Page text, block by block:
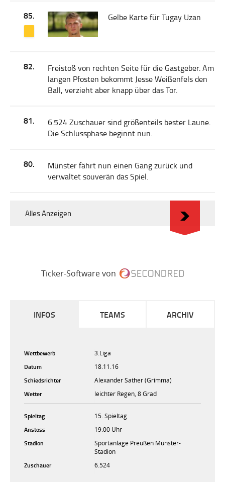
85. Gelbe Karte für Tugay Uzan
82.
Freistoß von rechten Seite für die Gastgeber. Am
langen Pfosten bekommt Jesse Weißenfels den
Ball, verzieht aber knapp über das Tor.
81.
6.524 Zuschauer sind größenteils bester Laune.
Die Schlussphase beginnt nun.
80.
Münster fährt nun einen Gang zurück und
verwaltet souverän das Spiel.
Alles Anzeigen
Ticker-Software von
INFOS TEAMS ARCHIV
Wettbewerb
3.Liga
Datum
18.11.16
Schiedsrichter
Alexander Sather (Grimma)
Wetter
leichter Regen, 8 Grad
Spieltag
15. Spieltag
Anstoss
19:00 Uhr
Stadion
Sportanlage Preußen Münster-
Stadion
Zuschauer
6.524